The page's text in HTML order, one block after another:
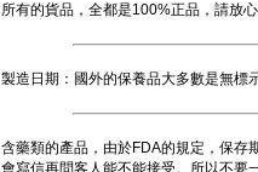
所有的貨品，全都是100%正品，請放
製造日期：國外的保養品大多數是無標
含藥類的產品，由於FDA的規定，保存
會寫信再問客人能不能接受。所以不要